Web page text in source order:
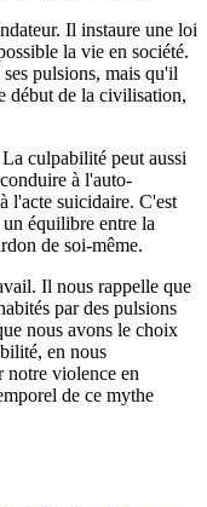
Il instaure une loi
la vie en société.
pulsions, mais qu'il
début de la civilisation,
culpabilité peut aussi
à l'auto-
l'acte suicidaire. C'est
équilibre entre la
de soi-même.
Il nous rappelle que
par des pulsions
nous avons le choix
en nous
notre violence en
de ce mythe